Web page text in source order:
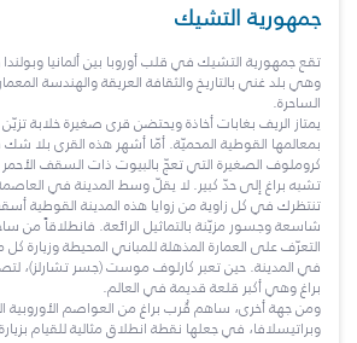
جمهورية التشيك
تقع جمهورية التشيك في قلب أوروبا بين ألمانيا
وهي بلد غني بالتاريخ والثقافة العريقة والهندسة
الساحرة.
يمتاز الريف بغابات أخاذة ويحتضن قرى صغيرة خلابة
بمعالمها القوطية المحميّة. أمّا أشهر هذه القرى
كروملوف الصغيرة التي تعجّ بالبيوت ذات السقف الأحمر
تشبه براغ إلى حدّ كبير. لا يقلّ وسط المدينة في
تنتظرك في كل زاوية من زوايا هذه المدينة القوطية
شاسعة وجسور مزيّنة بالتماثيل الرائعة. فانطلاقاً من
التعرّف على العمارة المذهلة للمباني المحيطة وزيارة
في المدينة. حين تعبر كارلوف موست (جسر تشارلز)،
براغ وهي أكبر قلعة قديمة في العالم.
ومن جهة أخرى، ساهم قُرب براغ من العواصم الأوروبية
وبراتيسلافا، في جعلها نقطة انطلاق مثالية للقيام